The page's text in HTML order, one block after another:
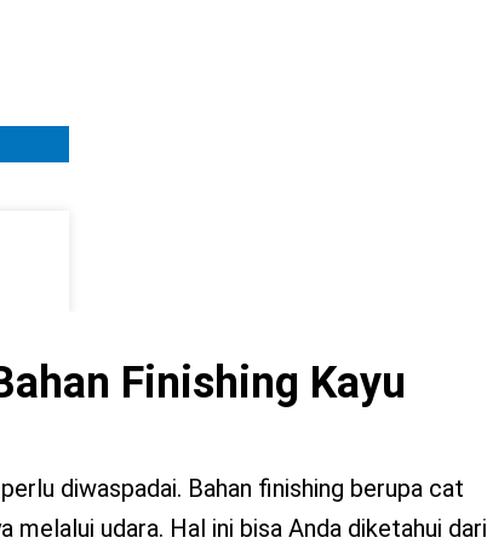
Finishing Kayu
diwaspadai. Bahan finishing berupa cat
melalui udara. Hal ini bisa Anda diketahui dari